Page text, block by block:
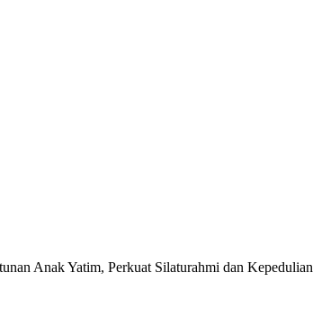
Anak Yatim, Perkuat Silaturahmi dan Kepedulian